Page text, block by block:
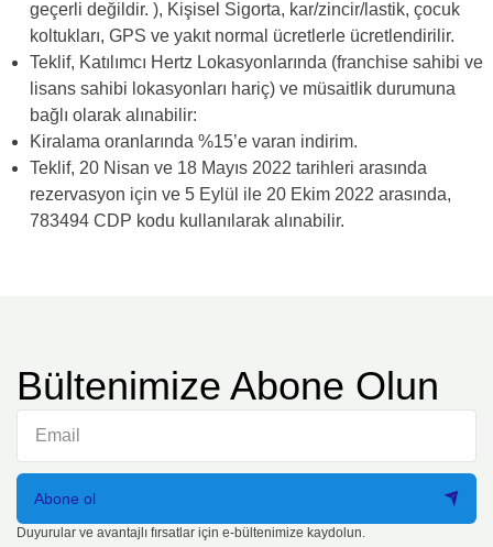
geçerli değildir. ), Kişisel Sigorta, kar/zincir/lastik, çocuk
koltukları, GPS ve yakıt normal ücretlerle ücretlendirilir.
Teklif, Katılımcı Hertz Lokasyonlarında (franchise sahibi ve
lisans sahibi lokasyonları hariç) ve müsaitlik durumuna
bağlı olarak alınabilir:
Kiralama oranlarında %15’e varan indirim.
Teklif, 20 Nisan ve 18 Mayıs 2022 tarihleri arasında
rezervasyon için ve 5 Eylül ile 20 Ekim 2022 arasında,
783494 CDP kodu kullanılarak alınabilir.
Bültenimize Abone Olun
Abone ol
Duyurular ve avantajlı fırsatlar için e-bültenimize kaydolun.